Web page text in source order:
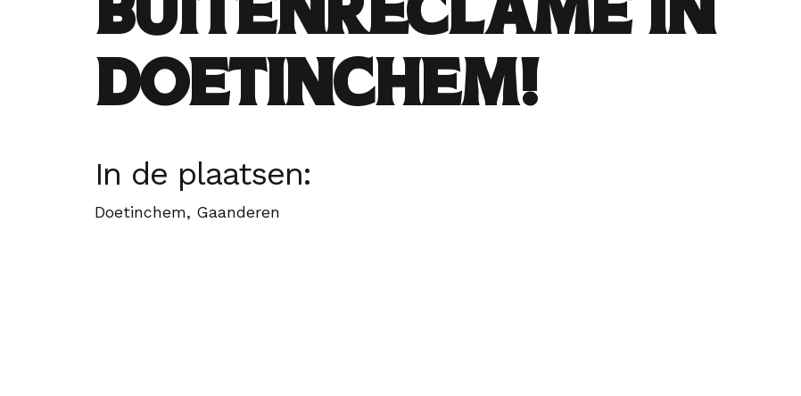
Buitenreclame in
Doetinchem!
In de plaatsen:
Doetinchem, Gaanderen